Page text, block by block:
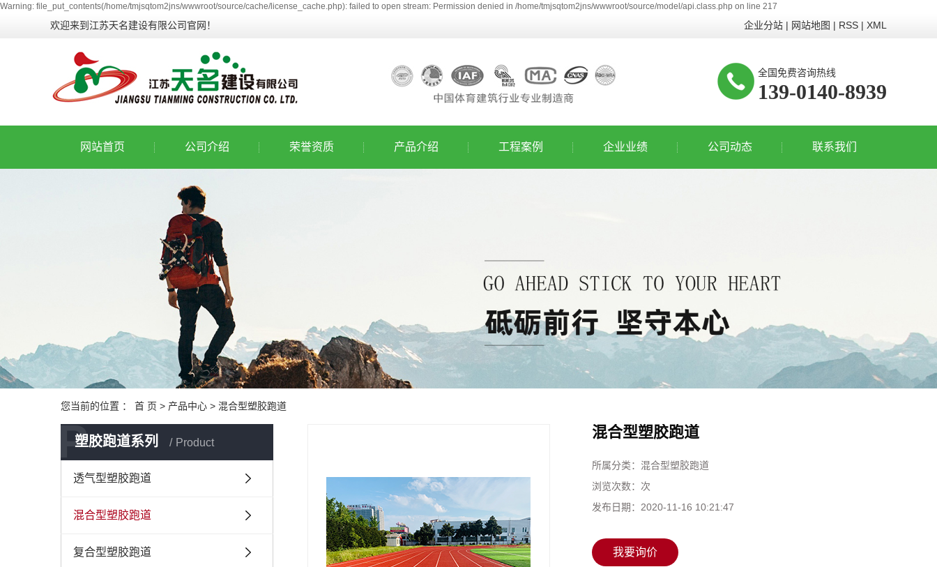
Warning: file_put_contents(/home/tmjsqtom2jns/wwwroot/source/cache/license_cache.php): failed to open stream: Permission denied in /home/tmjsqtom2jns/wwwroot/source/model/api.class.php on line 217
欢迎来到江苏天名建设有限公司官网！ 企业分站 | 网站地图 | RSS | XML
全国免费咨询热线
139-0140-8939
网站首页 公司介绍 荣誉资质 产品介绍 工程案例 企业业绩 公司动态 联系我们
您当前的位置 ： 首 页 > 产品中心 > 混合型塑胶跑道
塑胶跑道系列 Product
P
透气型塑胶跑道
混合型塑胶跑道
复合型塑胶跑道
混合型塑胶跑道
所属分类： 混合型塑胶跑道
浏览次数： 次
发布日期： 2020-11-16 10:21:47
我要询价